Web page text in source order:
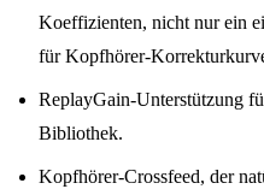
Koeffizienten, nicht nur ein
für Kopfhörer-
ReplayGain-Unterstützung
Bibliothek.
Kopfhörer-Crossfeed, der